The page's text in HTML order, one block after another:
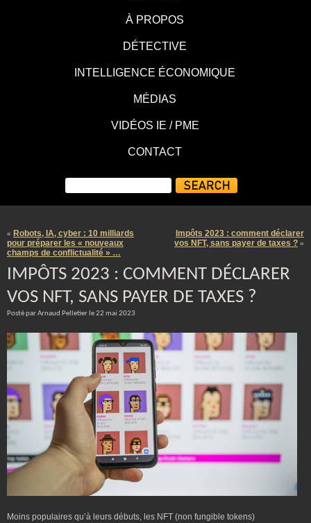
À PROPOS
DÉTECTIVE
INTELLIGENCE ÉCONOMIQUE
MÉDIAS
VIDÉOS IE / PME
CONTACT
« Robots, IA, cyber : 10 milliards
pour préparer les « nouveaux
champs de conflictualité » …
Impôts 2023 : comment déclarer
vos NFT, sans payer de taxes ? »
IMPÔTS 2023 : COMMENT DÉCLARER
VOS NFT, SANS PAYER DE TAXES ?
Posté par Arnaud Pelletier le 22 mai 2023
Moins populaires qu’à leurs débuts, les NFT (non fungible tokens)